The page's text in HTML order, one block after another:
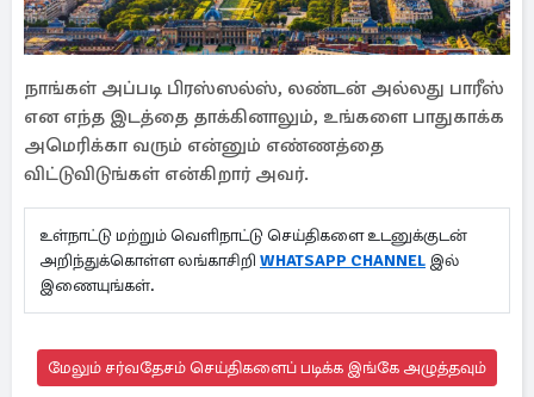
நாங்கள் அப்படி பிரஸ்ஸல்ஸ், லண்டன் அல்லது பாரீஸ்
என எந்த இடத்தை தாக்கினாலும், உங்களை பாதுகாக்க
அமெரிக்கா வரும் என்னும் எண்ணத்தை
விட்டுவிடுங்கள் என்கிறார் அவர்.
உள்நாட்டு மற்றும் வெளிநாட்டு செய்திகளை உடனுக்குடன்
அறிந்துக்கொள்ள லங்காசிறி WHATSAPP CHANNEL இல்
இணையுங்கள்.
மேலும் சர்வதேசம் செய்திகளைப் படிக்க இங்கே அழுத்தவும்